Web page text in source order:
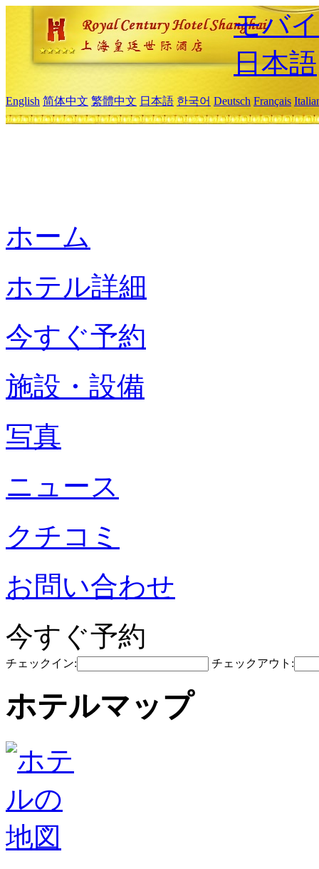
モバ
日本語
English 简体中文 繁體中文 日本語 한국어 Deutsch Français
ホーム
ホテル詳細
今すぐ予約
施設・設備
写真
ニュース
クチコミ
お問い合わせ
今すぐ予約
チェックイン: チェックアウト:
ホテルマップ